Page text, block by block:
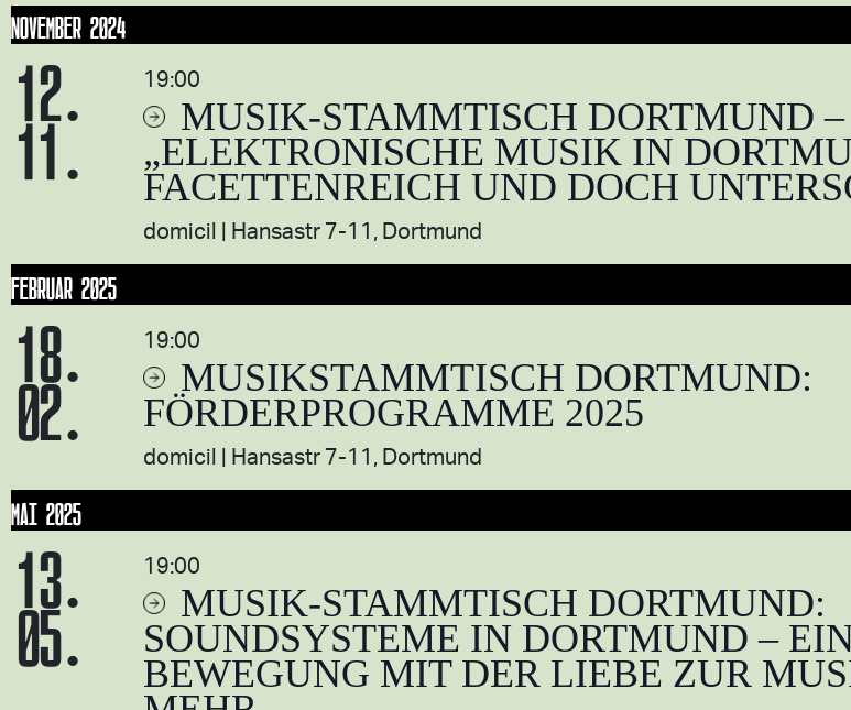
NOVEMBER 2024
12.
11.
MUSIK-STAMMTISCH DORTMUND –
„ELEKTRONISCHE MUSIK IN
FACETTENREICH UND DOCH
19:00
domicil Hansastr 7-11, Dortmund
FEBRUAR 2025
18.
02.
MUSIKSTAMMTISCH DORTMUND:
FÖRDERPROGRAMME 2025
19:00
domicil Hansastr 7-11, Dortmund
MAI 2025
13.
05.
MUSIK-STAMMTISCH DORTMUND:
SOUNDSYSTEME IN DORTMUND –
BEWEGUNG MIT DER LIEBE ZUR
19:00